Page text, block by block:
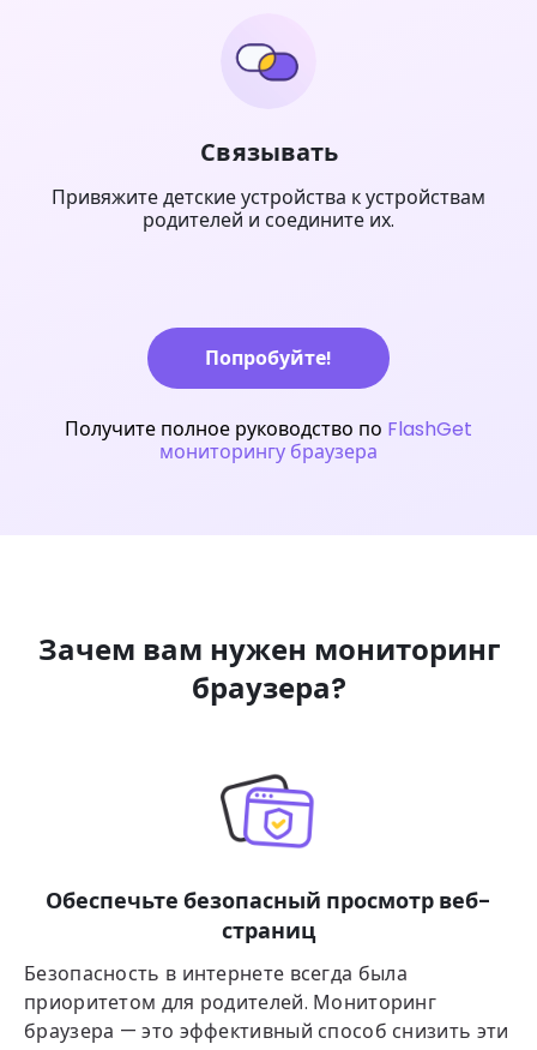
Связывать
Привяжите детские устройства к устройствам
родителей и соедините их.
Попробуйте!
Получите полное руководство по FlashGet
мониторингу браузера
Зачем вам нужен мониторинг
браузера?
Обеспечьте безопасный просмотр веб-
страниц
Безопасность в интернете всегда была
приоритетом для родителей. Мониторинг
браузера — это эффективный способ снизить эти